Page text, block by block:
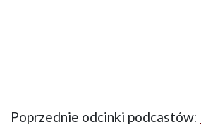
Poprzednie odcinki podcastów: